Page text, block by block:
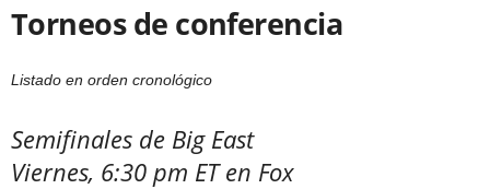
Torneos de conferencia
Listado en orden cronológico
Semifinales de Big East
Viernes, 6:30 pm ET en Fox